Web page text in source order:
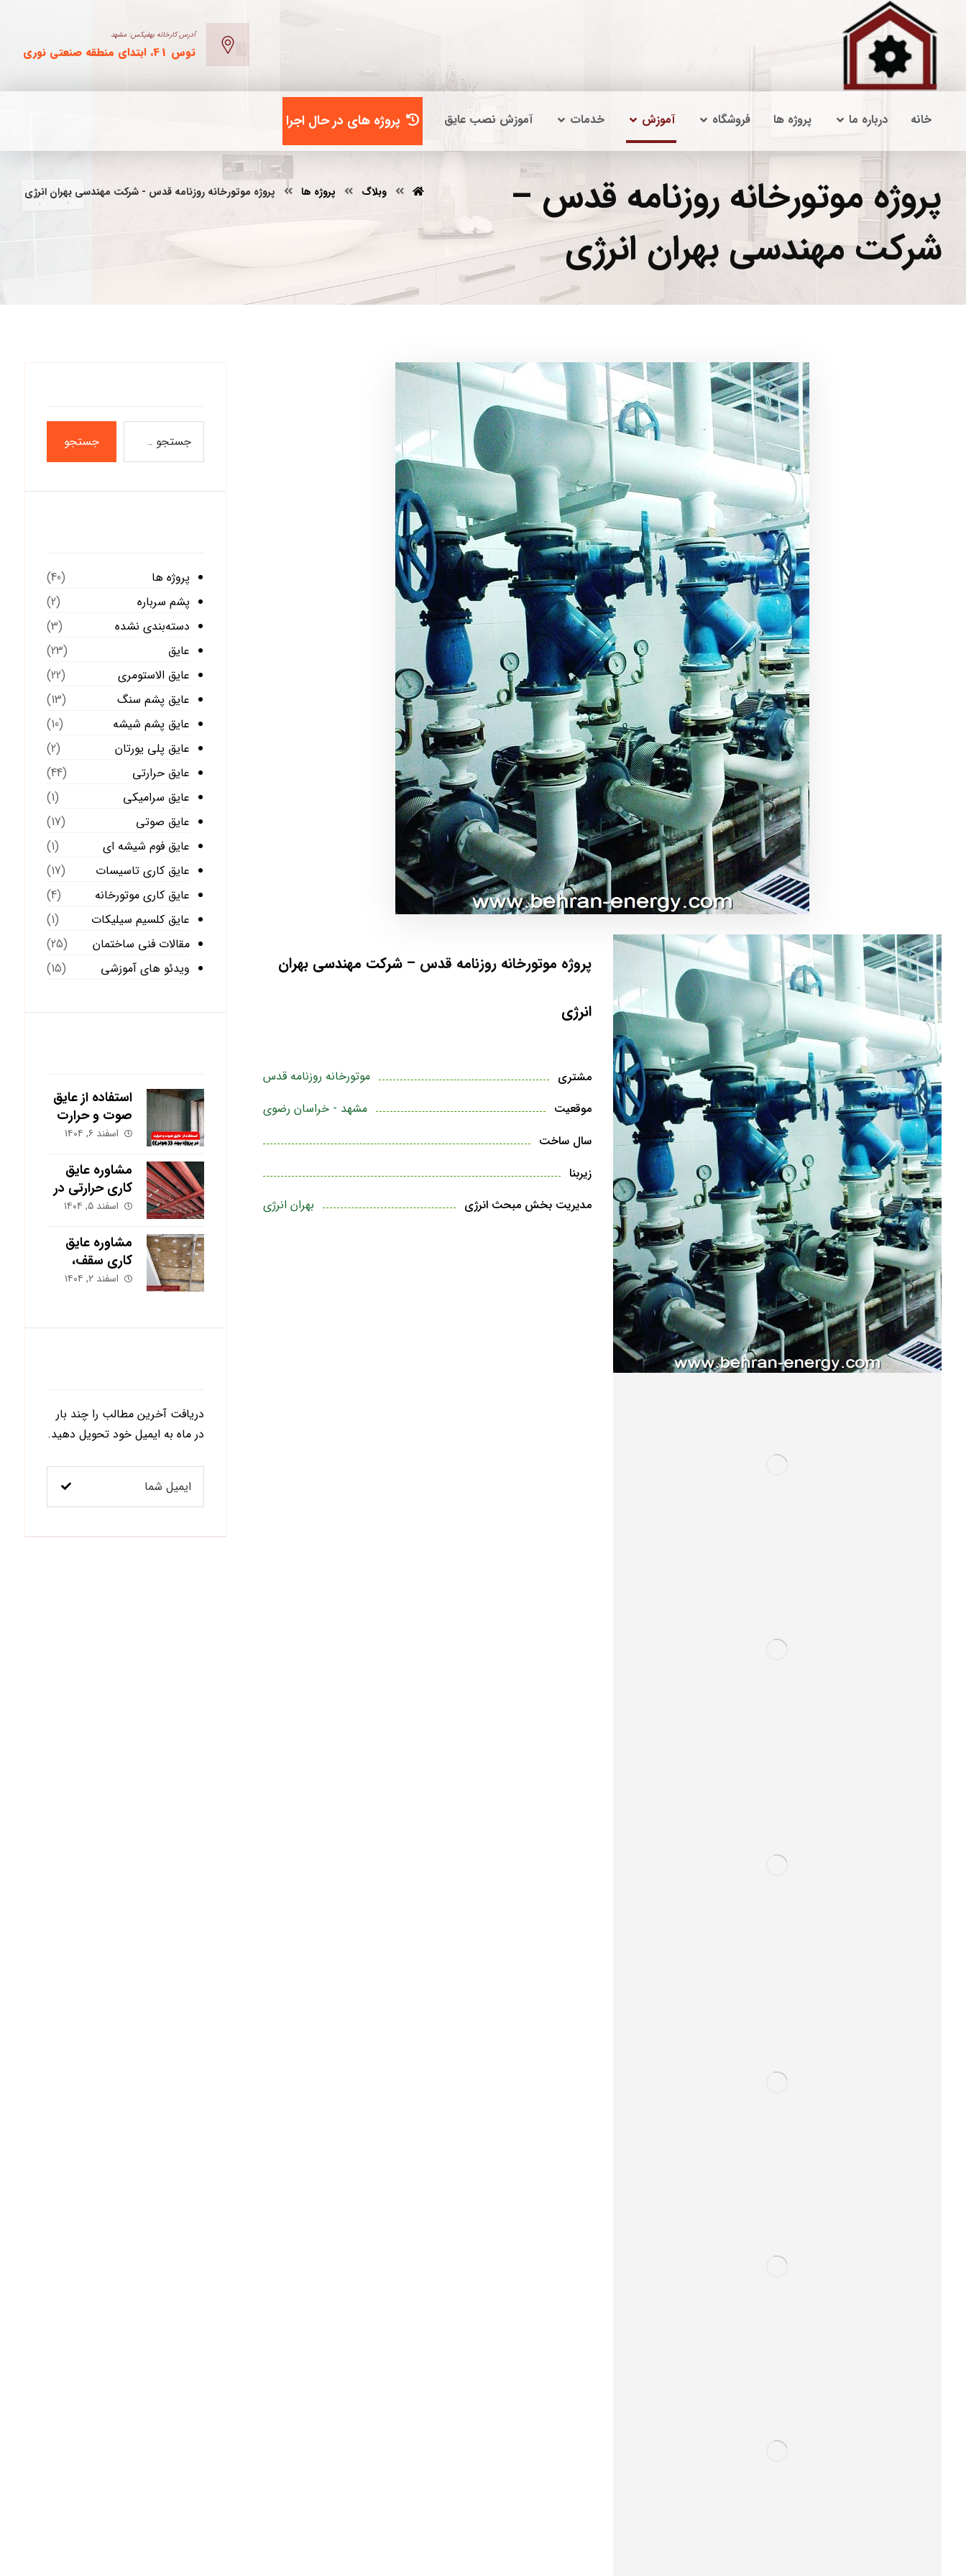
آدرس کارخانه بهفیکس: مشهد
توس 41، ابتدای منطقه صنعتی نوری
خانه درباره ما پروژه ها فروشگاه آموزش خدمات آموزش نصب عایق پروژه های در حال اجرا
پروژه موتورخانه روزنامه قدس –
شرکت مهندسی بهران انرژی
وبلاگ پروژه ها پروژه موتورخانه روزنامه قدس - شرکت مهندسی بهران انرژی
پروژه موتورخانه روزنامه قدس – شرکت مهندسی بهران
انرژی
مشتری
موتورخانه روزنامه قدس
موقعیت
مشهد - خراسان رضوی
سال ساخت
زیربنا
مدیریت بخش مبحث انرژی
بهران انرژی
پروژه ها
(40)
پشم سرباره
(2)
دسته‌بندی نشده
(3)
عایق
(23)
عایق الاستومری
(22)
عایق پشم سنگ
(13)
عایق پشم شیشه
(10)
عایق پلی یورتان
(2)
عایق حرارتی
(44)
عایق سرامیکی
(1)
عایق صوتی
(17)
عایق فوم شیشه ای
(1)
عایق کاری تاسیسات
(17)
عایق کاری موتورخانه
(4)
عایق کلسیم سیلیکات
(1)
مقالات فنی ساختمان
(25)
ویدئو های آموزشی
(15)
استفاده از عایق
صوت و حرارت
در پروژه برند
انرژی
اسفند ۶, ۱۴۰۴
مشاوره عایق
کاری حرارتی در
مشهد؛ کاهش
ساختمان
اسفند ۵, ۱۴۰۴
مشاوره عایق
کاری سقف،
دیوار و کف؛
دارد؟
اسفند ۲, ۱۴۰۴
دریافت آخرین مطالب را چند بار
در ماه به ایمیل خود تحویل دهید.